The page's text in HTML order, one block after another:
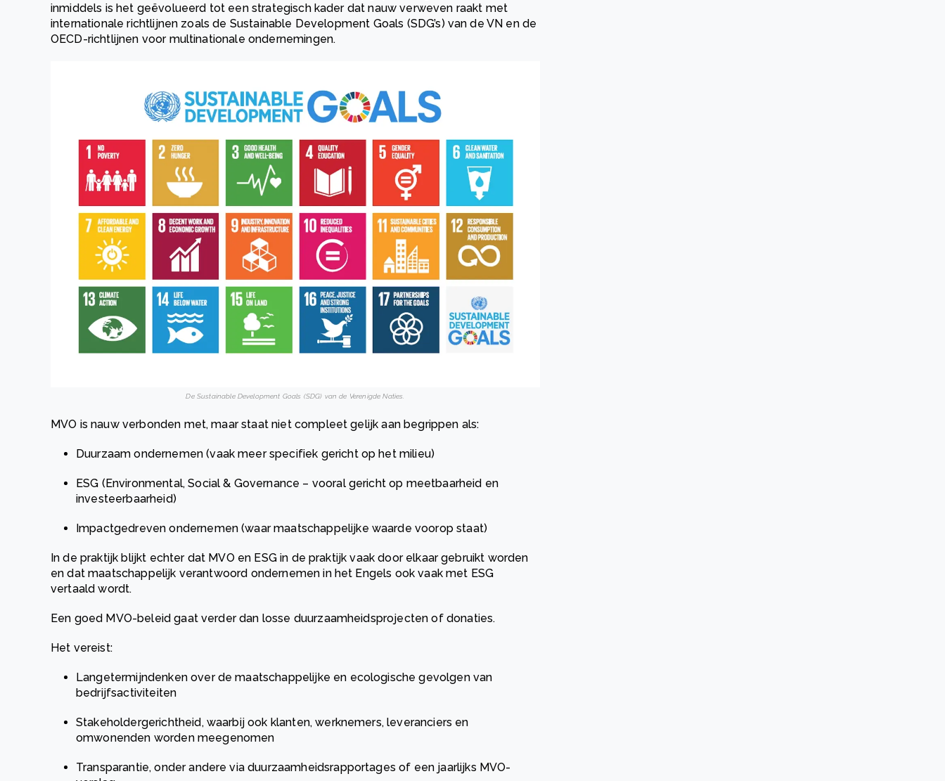
inmiddels is het geëvolueerd tot een strategisch kader dat nauw verweven raakt met
internationale richtlijnen zoals de Sustainable Development Goals (SDG’s) van de VN en de
OECD-richtlijnen voor multinationale ondernemingen.
De Sustainable Development Goals (SDG) van de Verenigde Naties.
MVO is nauw verbonden met, maar staat niet compleet gelijk aan begrippen als:
Duurzaam ondernemen (vaak meer specifiek gericht op het milieu)
ESG (Environmental, Social & Governance – vooral gericht op meetbaarheid en
investeerbaarheid)
Impactgedreven ondernemen (waar maatschappelijke waarde voorop staat)
In de praktijk blijkt echter dat MVO en ESG in de praktijk vaak door elkaar gebruikt worden
en dat maatschappelijk verantwoord ondernemen in het Engels ook vaak met ESG
vertaald wordt.
Een goed MVO-beleid gaat verder dan losse duurzaamheidsprojecten of donaties.
Het vereist:
Langetermijndenken over de maatschappelijke en ecologische gevolgen van
bedrijfsactiviteiten
Stakeholdergerichtheid, waarbij ook klanten, werknemers, leveranciers en
omwonenden worden meegenomen
Transparantie, onder andere via duurzaamheidsrapportages of een jaarlijks MVO-